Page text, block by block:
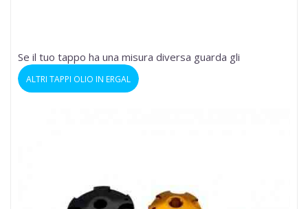
Se il tuo tappo ha una misura diversa guarda gli
ALTRI TAPPI OLIO IN ERGAL